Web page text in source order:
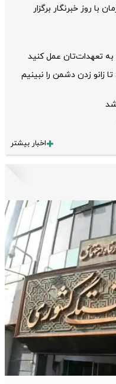
روز خبرنگار برگزار
به تعهدات‌تان عمل کنید
زانو زدن دشمن را نبینیم
شد
اخبار بیشتر